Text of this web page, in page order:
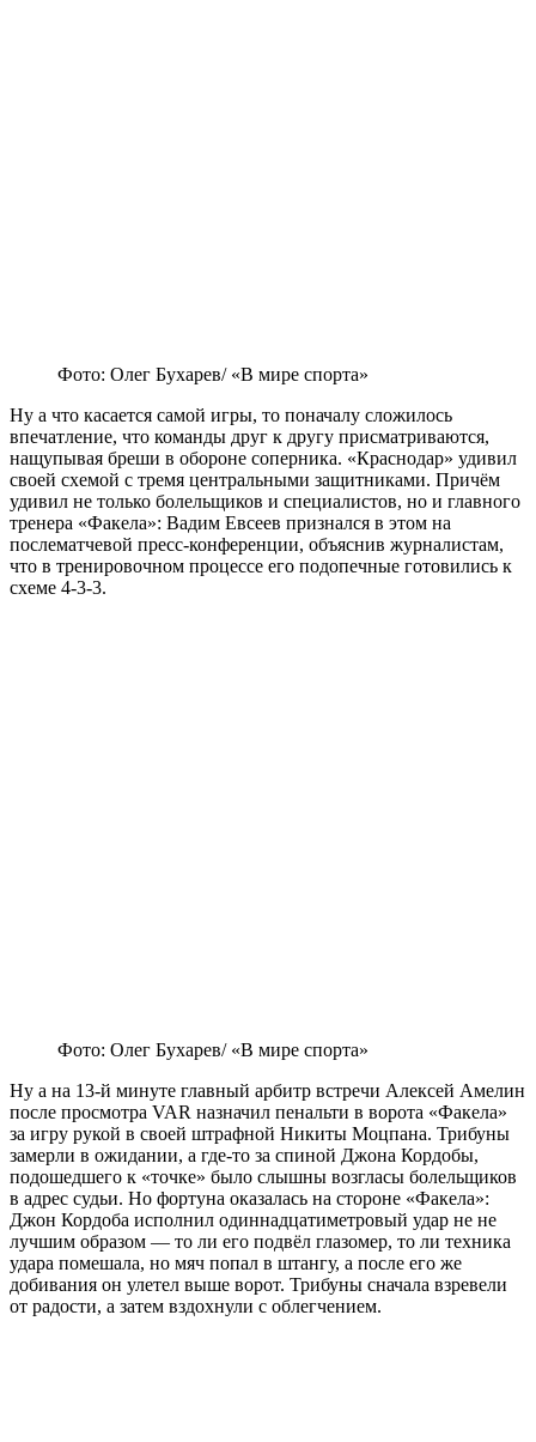
Фото: Олег Бухарев/ «В мире спорта»
Ну а что касается самой игры, то поначалу сложилось
впечатление, что команды друг к другу присматриваются,
нащупывая бреши в обороне соперника. «Краснодар» удивил
своей схемой с тремя центральными защитниками. Причём
удивил не только болельщиков и специалистов, но и главного
тренера «Факела»: Вадим Евсеев признался в этом на
послематчевой пресс-конференции, объяснив журналистам,
что в тренировочном процессе его подопечные готовились к
схеме 4-3-3.
Фото: Олег Бухарев/ «В мире спорта»
Ну а на 13-й минуте главный арбитр встречи Алексей Амелин
после просмотра VAR назначил пенальти в ворота «Факела»
за игру рукой в своей штрафной Никиты Моцпана. Трибуны
замерли в ожидании, а где-то за спиной Джона Кордобы,
подошедшего к «точке» было слышны возгласы болельщиков
в адрес судьи. Но фортуна оказалась на стороне «Факела»:
Джон Кордоба исполнил одиннадцатиметровый удар не не
лучшим образом — то ли его подвёл глазомер, то ли техника
удара помешала, но мяч попал в штангу, а после его же
добивания он улетел выше ворот. Трибуны сначала взревели
от радости, а затем вздохнули с облегчением.